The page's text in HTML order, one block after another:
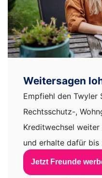
Weitersagen
Empfiehl den Twyler
Rechtsschutz-,
Kreditwechsel
und erhalte dafür
Jetzt Freunde